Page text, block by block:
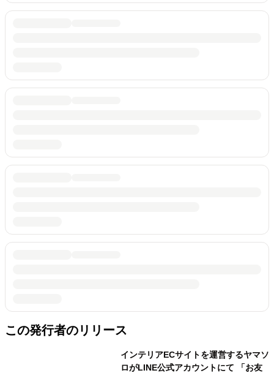
この発行者のリリース
インテリアECサイトを運営するヤマソ
ロがLINE公式アカウントにて 「お友